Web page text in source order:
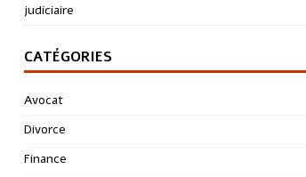
judiciaire
CATÉGORIES
Avocat
Divorce
Finance